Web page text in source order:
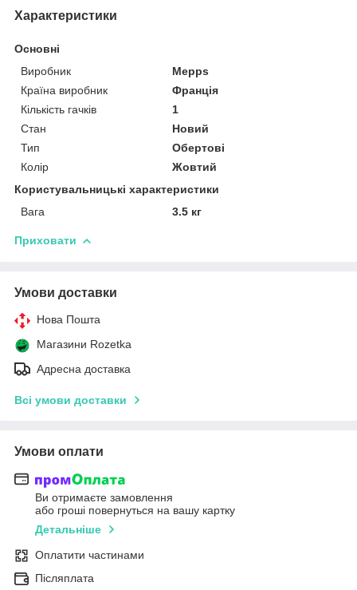
Характеристики
Основні
Виробник
Mepps
Країна виробник
Франція
Кількість гачків
1
Стан
Новий
Тип
Обертові
Колір
Жовтий
Користувальницькі характеристики
Вага
3.5 кг
Приховати
Умови доставки
Нова Пошта
Магазини Rozetka
Адресна доставка
Всі умови доставки
Умови оплати
Ви отримаєте замовлення
або гроші повернуться на вашу картку
Детальніше
Оплатити частинами
Післяплата